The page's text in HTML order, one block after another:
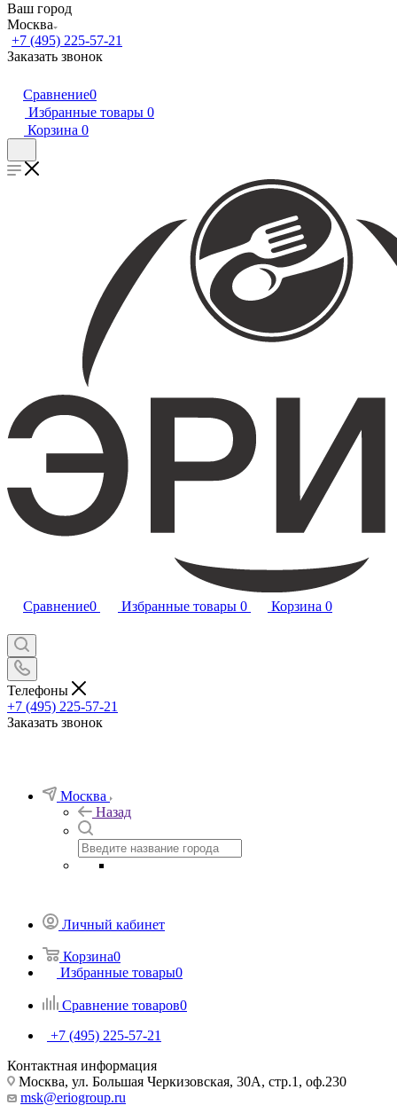
Ваш город
Москва
+7 (495) 225-57-21
Заказать звонок
Сравнение0
Избранные товары 0
Корзина 0
Сравнение0 Избранные товары 0 Корзина 0
Телефоны
+7 (495) 225-57-21
Заказать звонок
Москва
Назад
Личный кабинет
Корзина0
Избранные товары0
Сравнение товаров0
+7 (495) 225-57-21
Контактная информация
Москва, ул. Большая Черкизовская, 30А, стр.1, оф.230
msk@eriogroup.ru